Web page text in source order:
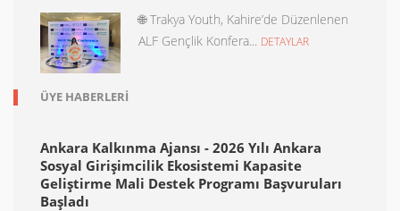
🌐 Trakya Youth, Kahire’de Düzenlenen
ALF Gençlik Konfera... DETAYLAR
ÜYE HABERLERI
Ankara Kalkınma Ajansı - 2026 Yılı Ankara
Sosyal Girişimcilik Ekosistemi Kapasite
Geliştirme Mali Destek Programı Başvuruları
Başladı